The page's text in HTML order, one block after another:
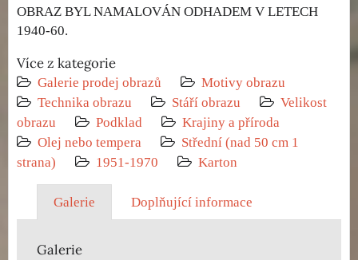
OBRAZ BYL NAMALOVÁN ODHADEM V LETECH
1940-60.
Více z kategorie
Galerie prodej obrazů
Motivy obrazu
Technika obrazu
Stáří obrazu
Velikost
obrazu
Podklad
Krajiny a příroda
Olej nebo tempera
Střední (nad 50 cm 1
strana)
1951-1970 Karton
Galerie Doplňující informace
Galerie